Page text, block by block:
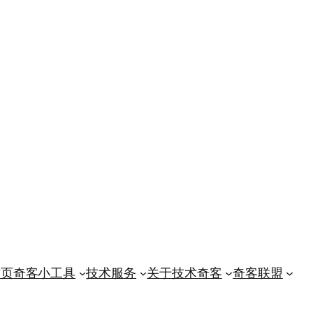
奇客小工具 技术服务 关于技术奇客 奇客联盟